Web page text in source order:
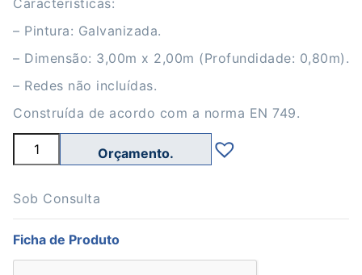
Características:
– Pintura: Galvanizada.
– Dimensão: 3,00m x 2,00m (Profundidade: 0,80m).
– Redes não incluídas.
Construída de acordo com a norma EN 749.
Quantidade
Baliza
de
Futsal
com
Sob Consulta
Ficha de Produto